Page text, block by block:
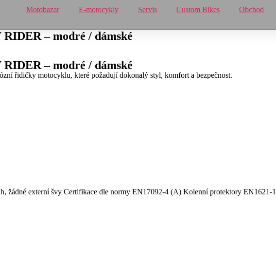
Motobazar E-motocykly Servis Custom Bikes Obchod
– modré / dámské
– modré / dámské
řidičky motocyklu, které požadují dokonalý styl, komfort a bezpečnost.
žádné externí švy Certifikace dle normy EN17092-4 (A) Kolenní protektory